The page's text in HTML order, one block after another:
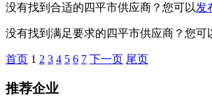
没有找到合适的四平市供应商？您可以发
没有找到满足要求的四平市供应商？您可
首页 1 2 3 4 5 6 7 下一页 尾页
推荐企业